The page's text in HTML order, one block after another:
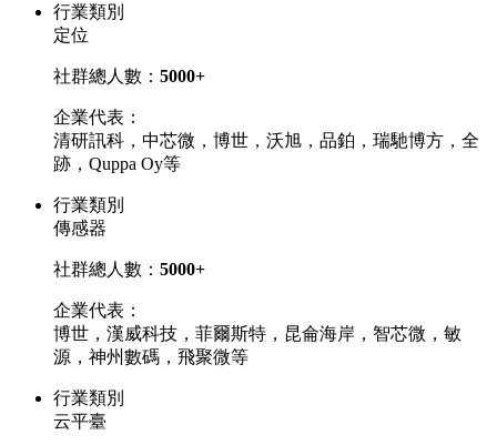
行業類別
定位
社群總人數： 5000+
企業代表：
清研訊科，中芯微，博世，沃旭，品鉑，瑞馳博方，全
跡，Quppa Oy等
行業類別
傳感器
社群總人數： 5000+
企業代表：
博世，漢威科技，菲爾斯特，昆侖海岸，智芯微，敏
源，神州數碼，飛聚微等
行業類別
云平臺